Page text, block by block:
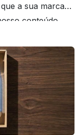
a sua marca
conteúdo